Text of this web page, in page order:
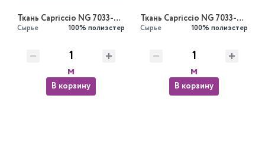
Ткань Capriccio NG 7033-08/148 50gr Set Fatin G
Сырье 100% полиэстер
м
В корзину
Ткань Capriccio NG 7033-03/148 50gr Set Fatin G
Сырье 100% полиэстер
м
В корзину